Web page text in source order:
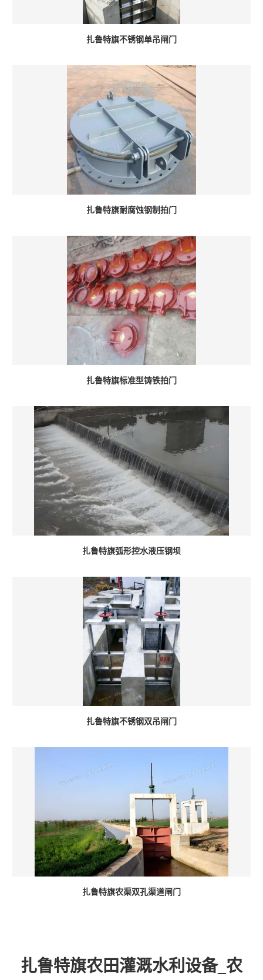
扎鲁特旗不锈钢单吊闸门
扎鲁特旗耐腐蚀钢制拍门
扎鲁特旗标准型铸铁拍门
扎鲁特旗弧形控水液压钢坝
扎鲁特旗不锈钢双吊闸门
扎鲁特旗农渠双孔渠道闸门
扎鲁特旗农田灌溉水利设备_农